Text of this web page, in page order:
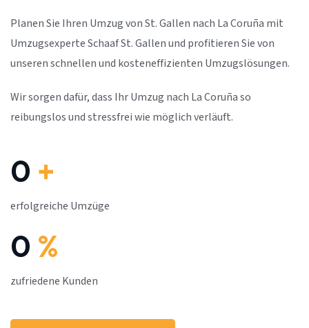
Planen Sie Ihren Umzug von St. Gallen nach La Coruña mit
Umzugsexperte Schaaf St. Gallen und profitieren Sie von
unseren schnellen und kosteneffizienten Umzugslösungen.
Wir sorgen dafür, dass Ihr Umzug nach La Coruña so
reibungslos und stressfrei wie möglich verläuft.
0 +
erfolgreiche Umzüge
0 %
zufriedene Kunden